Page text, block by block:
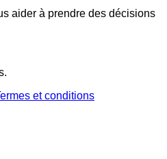
aider à prendre des décisions
et conditions